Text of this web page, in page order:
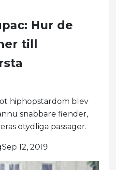
Hur de
till
hiphopstardom blev
snabbare fiender,
otydliga passager.
12, 2019